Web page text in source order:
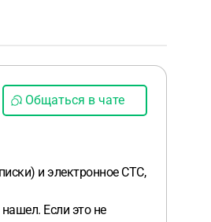
Общаться в чате
и электронное СТС,
Если это не